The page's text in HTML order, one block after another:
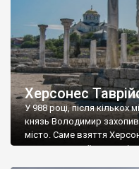
Херсонес
У 988 році, після кількох
князь Володимир захопив
місто. Саме взяття
диктувати свої умови